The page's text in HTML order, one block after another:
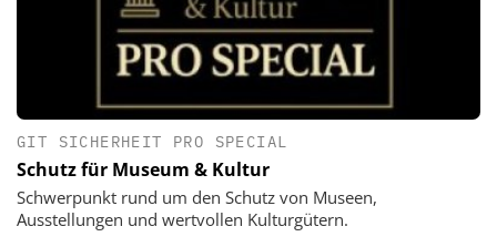
GIT SICHERHEIT PRO SPECIAL
Schutz für Museum & Kultur
Schwerpunkt rund um den Schutz von Museen,
Ausstellungen und wertvollen Kulturgütern.